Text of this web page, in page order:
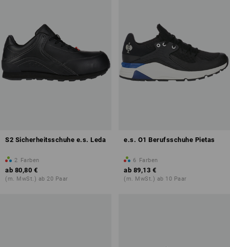
S2 Sicherheitsschuhe e.s. Leda
2 Farben
ab 80,80 €
(m. MwSt.) ab 20 Paar
e.s. O1 Berufsschuhe Pietas
6 Farben
ab 89,13 €
(m. MwSt.) ab 10 Paar